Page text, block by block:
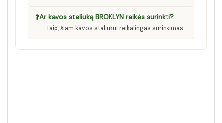
❓Ar kavos staliuką BROKLYN reikės surinkti?
Taip, šiam kavos staliukui reikalingas surinkimas.